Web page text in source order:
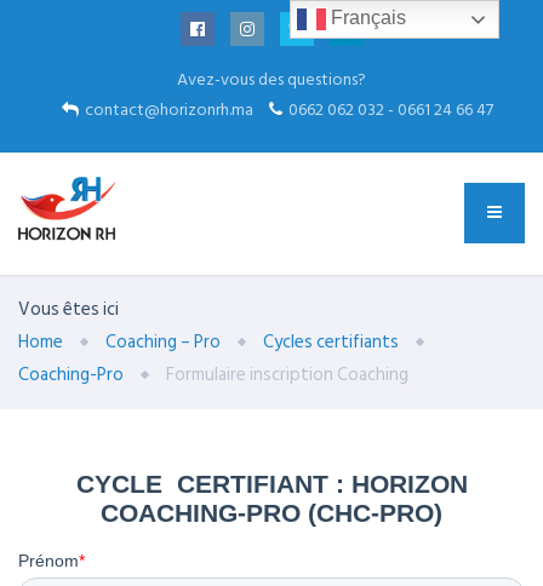
Avez-vous des questions?
contact@horizonrh.ma
0662 062 032 - 0661 24 66 47
Vous êtes ici
Home
Coaching – Pro
Cycles certifiants
Coaching-Pro
Formulaire inscription Coaching
Français